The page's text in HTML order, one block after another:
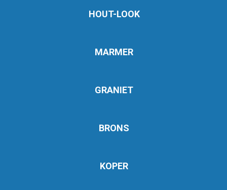
HOUT-LOOK
MARMER
GRANIET
BRONS
KOPER